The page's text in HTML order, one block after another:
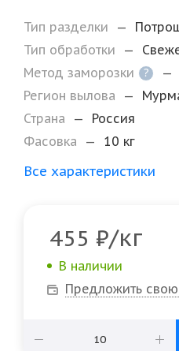
Тип разделки —
Тип обработки
—
Метод заморозки
? —
Регион вылова
—
Страна
—
Россия
Фасовка
— 10 кг
Все характеристики
455 ₽/кг
В наличии
Предложить